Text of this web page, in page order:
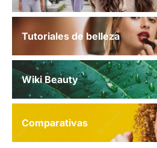
Tutoriales de belleza
Wiki Beauty
Comparativas